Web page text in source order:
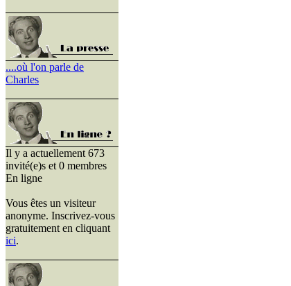
....où l'on parle de
Charles
Il y a actuellement 673
invité(e)s et 0 membres
En ligne
Vous êtes un visiteur
anonyme. Inscrivez-vous
gratuitement en cliquant
ici.